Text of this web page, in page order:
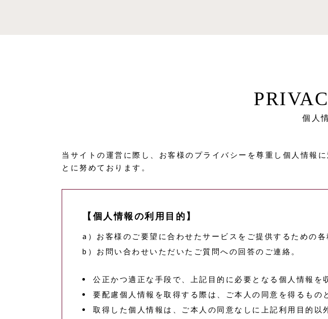
個人
当サイトの運営に際し、お客様のプライバシーを尊重し個人情報
とに努めております。
【個人情報の利用目的】
a）お客様のご要望に合わせたサービスをご提供するための各
b）お問い合わせいただいたご質問への回答のご連絡。
公正かつ適正な手段で、上記目的に必要となる個人情報を
要配慮個人情報を取得する際は、ご本人の同意を得るもの
取得した個人情報は、ご本人の同意なしに上記利用目的以